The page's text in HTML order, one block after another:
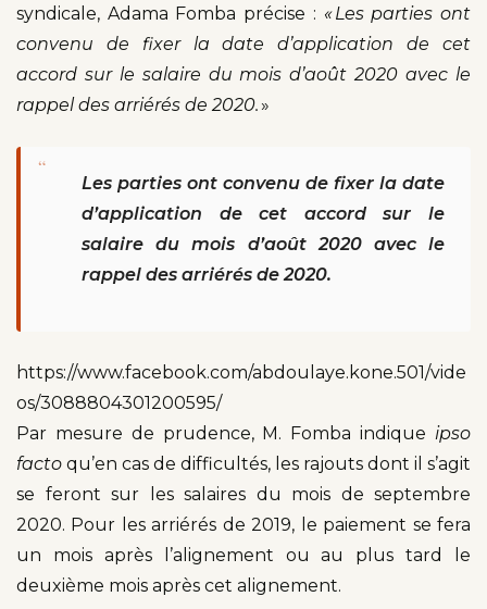
syndicale, Adama Fomba précise : « Les parties ont
convenu de fixer la date d’application de cet
accord sur le salaire du mois d’août 2020 avec le
rappel des arriérés de 2020.»
“
Les parties ont convenu de fixer la date
d’application de cet accord sur le
salaire du mois d’août 2020 avec le
rappel des arriérés de 2020.
https://www.facebook.com/abdoulaye.kone.501/vide
os/3088804301200595/
Par mesure de prudence, M. Fomba indique ipso
facto qu’en cas de difficultés, les rajouts dont il s’agit
se feront sur les salaires du mois de septembre
2020. Pour les arriérés de 2019, le paiement se fera
un mois après l’alignement ou au plus tard le
deuxième mois après cet alignement.